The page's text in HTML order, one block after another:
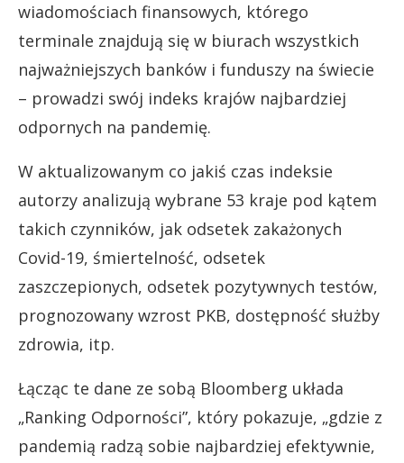
wiadomościach finansowych, którego
terminale znajdują się w biurach wszystkich
najważniejszych banków i funduszy na świecie
– prowadzi swój indeks krajów najbardziej
odpornych na pandemię.
W aktualizowanym co jakiś czas indeksie
autorzy analizują wybrane 53 kraje pod kątem
takich czynników, jak odsetek zakażonych
Covid-19, śmiertelność, odsetek
zaszczepionych, odsetek pozytywnych testów,
prognozowany wzrost PKB, dostępność służby
zdrowia, itp.
Łącząc te dane ze sobą Bloomberg układa
„Ranking Odporności”, który pokazuje, „gdzie z
pandemią radzą sobie najbardziej efektywnie,